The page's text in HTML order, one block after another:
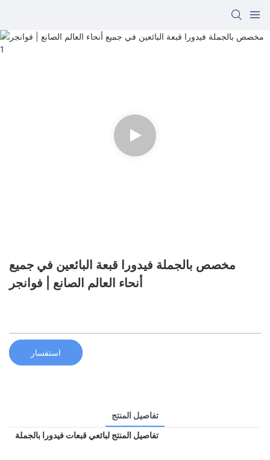
مخصص بالجملة فيدورا قبعة البائعين في جميع
أنحاء العالم الصانع | فوانجر
استفسار
تفاصيل المنتج
تفاصيل المنتج لبائعي قبعات فيدورا بالجملة